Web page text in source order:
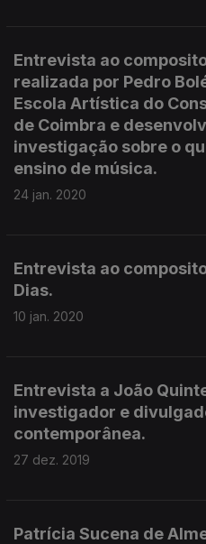
Entrevista ao
realizada por Pedro
Escola Artística do
de Coimbra e
investigação sobre o
ensino de música.
24 jan. 2020
Entrevista ao
Dias.
10 jan. 2020
Entrevista a João
investigador e
contemporânea.
27 dez. 2019
Patrícia Sucena de